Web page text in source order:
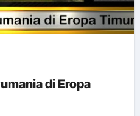
di Eropa